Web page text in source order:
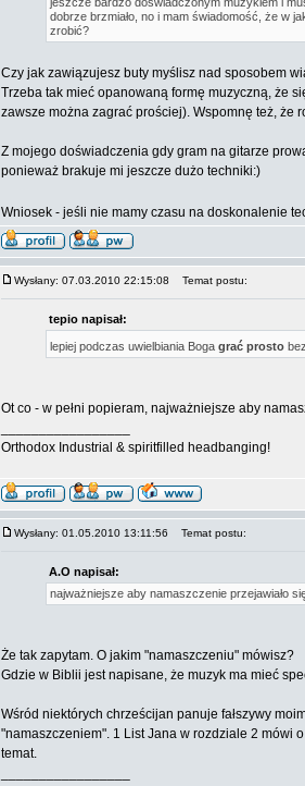
dobrze brzmiało, no i mam świadomość, że w
zrobić?
Czy jak zawiązujesz buty myślisz nad sposobem
Trzeba tak mieć opanowaną formę muzyczną, że
zawsze można zagrać prościej). Wspomnę też, że
Z mojego doświadczenia gdy gram na gitarze
ponieważ brakuje mi jeszcze dużo techniki:)
Wniosek - jeśli nie mamy czasu na doskonalenie
Wysłany: 07.03.2010 22:15:08 Temat postu:
tepio napisał:
lepiej podczas uwielbiania Boga grać prosto
Ot co - w pełni popieram, najważniejsze aby
Orthodox Industrial & spiritfilled headbanging!
Wysłany: 01.05.2010 13:11:56 Temat postu:
A.O napisał:
najważniejsze aby namaszczenie przejawiało
Że tak zapytam. O jakim "namaszczeniu" mówisz?
Gdzie w Biblii jest napisane, że muzyk ma mieć
Wśród niektórych chrześcijan panuje fałszywy
"namaszczeniem". 1 List Jana w rozdziale 2 mówi
temat.